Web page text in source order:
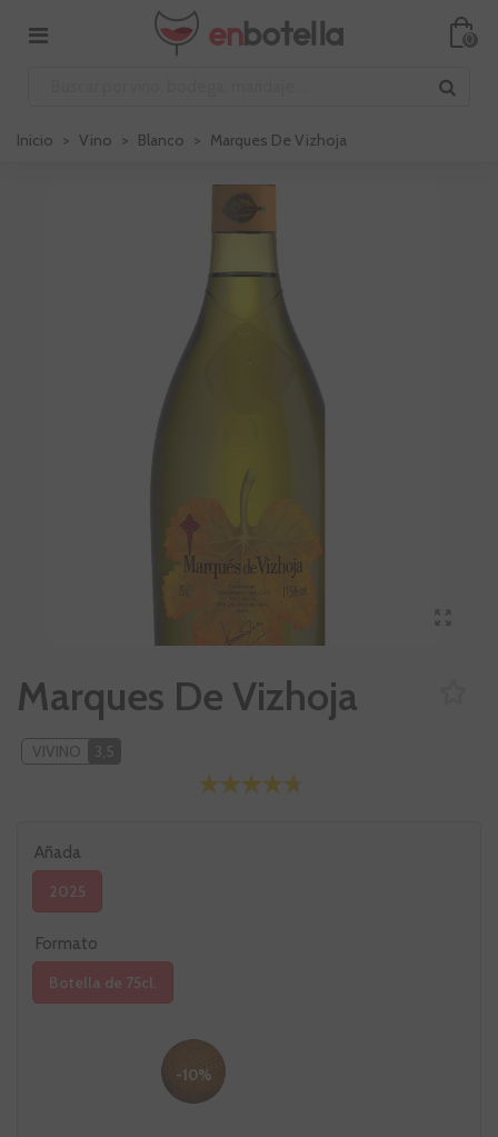
0
Inicio > Vino > Blanco > Marques De Vizhoja
Marques De Vizhoja
VIVINO 3,5
Añada
2025
Formato
Botella de 75cl.
-10%